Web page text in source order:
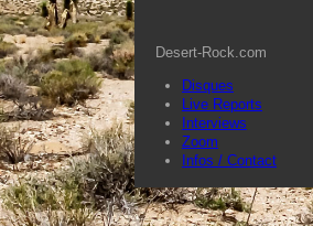
Desert-Rock.com
Disques
Live Reports
Interviews
Zoom
Infos / Contact